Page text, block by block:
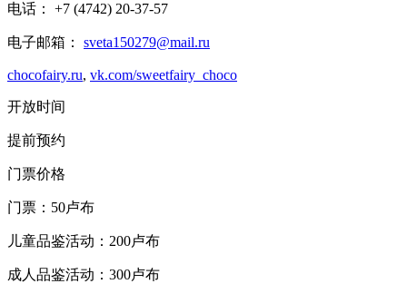
电话： +7 (4742) 20-37-57
电子邮箱： sveta150279@mail.ru
chocofairy.ru, vk.com/sweetfairy_choco
开放时间
提前预约
门票价格
门票：50卢布
儿童品鉴活动：200卢布
成人品鉴活动：300卢布